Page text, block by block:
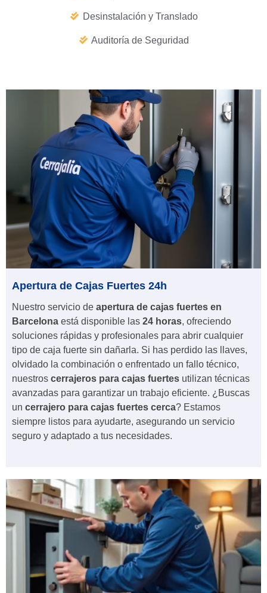
Desinstalación y Translado
Auditoría de Seguridad
Apertura de Cajas Fuertes 24h
Nuestro servicio de apertura de cajas fuertes en
Barcelona está disponible las 24 horas, ofreciendo
soluciones rápidas y profesionales para abrir cualquier
tipo de caja fuerte sin dañarla. Si has perdido las llaves,
olvidado la combinación o enfrentado un fallo técnico,
nuestros cerrajeros para cajas fuertes utilizan técnicas
avanzadas para garantizar un trabajo eficiente. ¿Buscas
un cerrajero para cajas fuertes cerca? Estamos
siempre listos para ayudarte, asegurando un servicio
seguro y adaptado a tus necesidades.